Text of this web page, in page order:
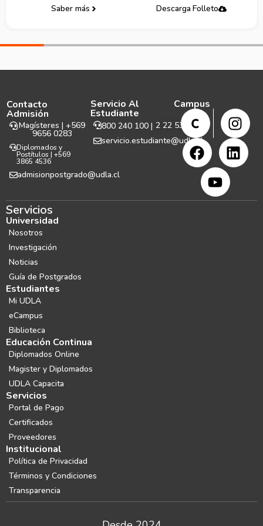
Saber más Descarga Folleto
Contacto
Admisión
Magísteres | +569
9656 0283
Diplomados y
Postítulos | +569
3865 4536
admisionpostgrado@udla.cl
Servicio Al
Estudiante
800 240 100 | 2 22 531 999
servicio.estudiante@udla.cl
Campus
Servicios
Universidad
Nosotros
Investigación
Noticias
Guía de Postgrados
Estudiantes
Mi UDLA
eCampus
Biblioteca
Educación Continua
Diplomados Online
Magister y Diplomados
UDLA Capacita
Servicios
Portal de Pago
Certificados
Proveedores
Institucional
Política de Privacidad
Términos y Condiciones
Transparencia